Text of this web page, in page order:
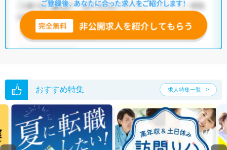
いただくか、お気軽にお問い合わせください。
全国の作業療法士求人
無料転職支援サービス
にお申し込みいただくと、ご希望条件をヒアリン
グした上で求人をご提案いたします。
い。
おすすめ特集 求人特集一覧